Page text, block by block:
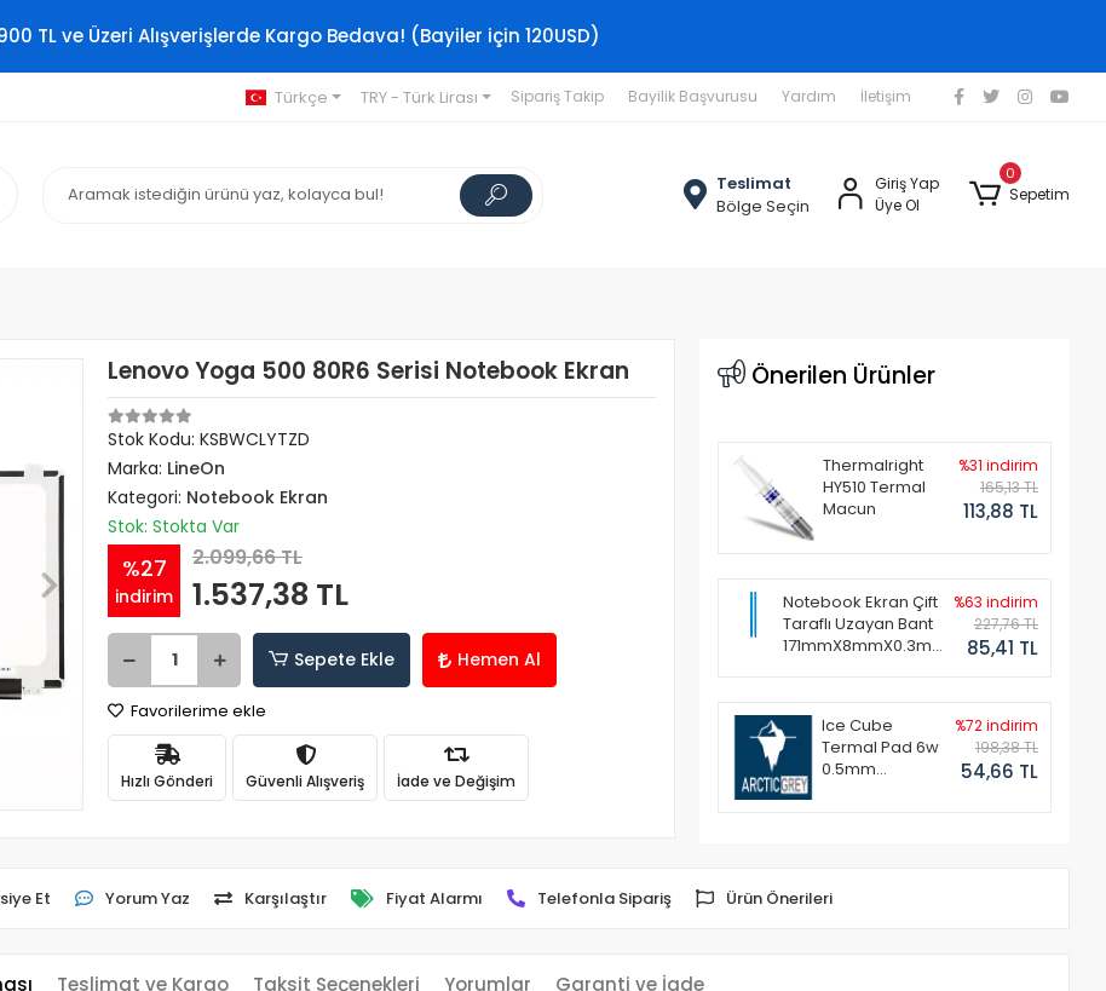
TL ve Üzeri Alışverişlerde Kargo Bedava! (Bayiler için 120USD)
Türkçe TRY - Türk Lirası Sipariş Takip Bayilik Başvurusu Yardım İletişim
Teslimat
Bölge Seçin
Giriş Yap
Üye Ol
0
Sepetim
Lenovo Yoga 500 80R6 Serisi Notebook Ekran
Stok Kodu: KSBWCLYTZD
Marka: LineOn
Kategori: Notebook Ekran
Stok: Stokta Var
%27
indirim
2.099,66 TL
1.537,38 TL
Sepete Ekle Hemen Al
Favorilerime ekle
Hızlı Gönderi Güvenli Alışveriş İade ve Değişim
Önerilen Ürünler
Thermalright
HY510 Termal
Macun
%31 indirim
165,13 TL
113,88 TL
Notebook Ekran Çift
Taraflı Uzayan Bant
171mmX8mmX0.3mm
%63 indirim
227,76 TL
85,41 TL
Ice Cube
Termal Pad 6w
0.5mm
%72 indirim
198,38 TL
54,66 TL
Et Yorum Yaz Karşılaştır Fiyat Alarmı Telefonla Sipariş Ürün Önerileri
Teslimat ve Kargo Taksit Seçenekleri Yorumlar Garanti ve İade